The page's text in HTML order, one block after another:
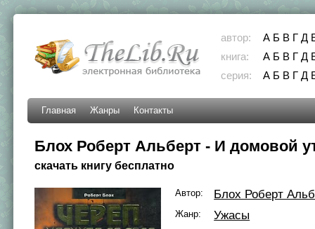
автор: А Б В Г Д
книга:
А Б В Г Д
серия:
А Б В Г Д
Главная Жанры Контакты
Блох Роберт Альберт - И домовой
скачать книгу бесплатно
Автор: Блох Роберт
Жанр:
Ужасы